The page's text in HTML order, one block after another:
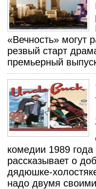
«Вечность» могут
резвый старт
премьерный
комедии 1989
рассказывает о
дядюшке-
надо двумя